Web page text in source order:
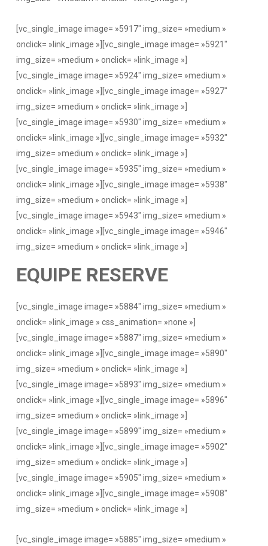
[vc_single_image image= »5917″ img_size= »medium »
onclick= »link_image »][vc_single_image image= »5921″
img_size= »medium » onclick= »link_image »]
[vc_single_image image= »5924″ img_size= »medium »
onclick= »link_image »][vc_single_image image= »5927″
img_size= »medium » onclick= »link_image »]
[vc_single_image image= »5930″ img_size= »medium »
onclick= »link_image »][vc_single_image image= »5932″
img_size= »medium » onclick= »link_image »]
[vc_single_image image= »5935″ img_size= »medium »
onclick= »link_image »][vc_single_image image= »5938″
img_size= »medium » onclick= »link_image »]
[vc_single_image image= »5943″ img_size= »medium »
onclick= »link_image »][vc_single_image image= »5946″
img_size= »medium » onclick= »link_image »]
EQUIPE RESERVE
[vc_single_image image= »5884″ img_size= »medium »
onclick= »link_image » css_animation= »none »]
[vc_single_image image= »5887″ img_size= »medium »
onclick= »link_image »][vc_single_image image= »5890″
img_size= »medium » onclick= »link_image »]
[vc_single_image image= »5893″ img_size= »medium »
onclick= »link_image »][vc_single_image image= »5896″
img_size= »medium » onclick= »link_image »]
[vc_single_image image= »5899″ img_size= »medium »
onclick= »link_image »][vc_single_image image= »5902″
img_size= »medium » onclick= »link_image »]
[vc_single_image image= »5905″ img_size= »medium »
onclick= »link_image »][vc_single_image image= »5908″
img_size= »medium » onclick= »link_image »]
[vc_single_image image= »5885″ img_size= »medium »